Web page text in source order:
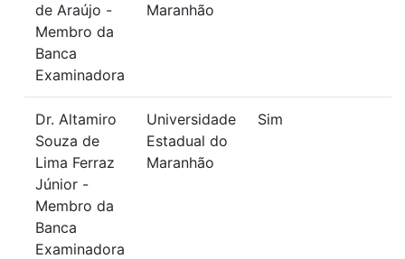
de Araújo -
Membro da
Banca
Examinadora
Maranhão
Dr. Altamiro
Souza de
Lima Ferraz
Júnior -
Membro da
Banca
Examinadora
Universidade
Estadual do
Maranhão
Sim